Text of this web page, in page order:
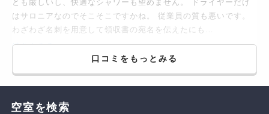
とも厳しいし、快適なシャワーも望めません。 ドライヤーだけ
はサロニアなのでそこそこですかね。 従業員の質も悪いです。
わざわざ名刺を用意して領収書の宛名を伝えたにも…
続きをみる...
口コミをもっとみる
空室を検索